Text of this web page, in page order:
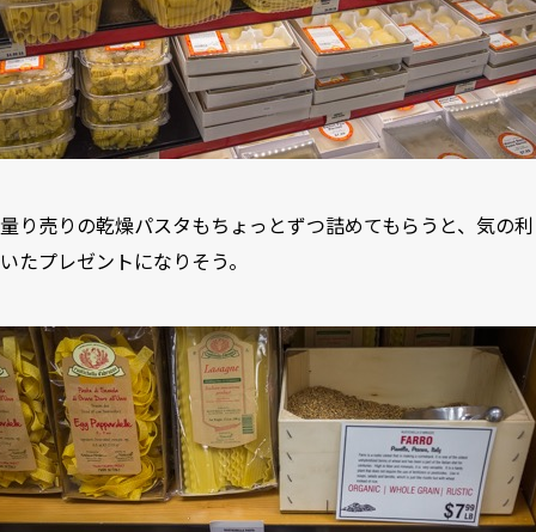
量り売りの乾燥パスタもちょっとずつ詰めてもらうと、気の利
いたプレゼントになりそう。